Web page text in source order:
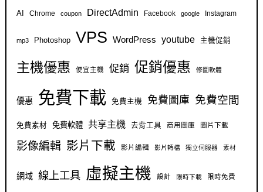
AI Chrome coupon DirectAdmin Facebook google Instagram
mp3 Photoshop VPS WordPress youtube 主機促銷
主機優惠 便宜主機 促銷 促銷優惠 修圖軟體
優惠 免費下載 免費主機 免費圖庫 免費空間
免費素材 免費軟體 共享主機 去背工具 商用圖庫 圖片下載
影像編輯 影片下載 影片編輯 影片轉檔 獨立伺服器 素材
網域 線上工具 虛擬主機 設計 限時下載 限時免費